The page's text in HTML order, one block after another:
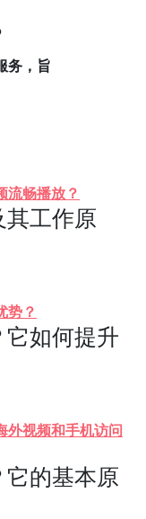
务，旨
流畅播放？
其工作原
势？
如何提升
外视频和手机访问
的基本原